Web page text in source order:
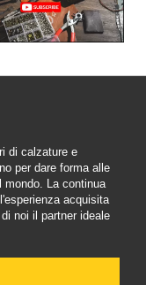
di calzature e
per dare forma alle
mondo. La continua
acquisita
noi il partner ideale